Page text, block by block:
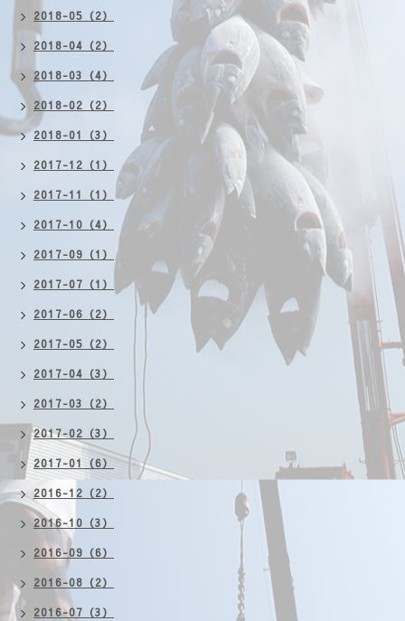
2018-05（2）
2018-04（2）
2018-03（4）
2018-02（2）
2018-01（3）
2017-12（1）
2017-11（1）
2017-10（4）
2017-09（1）
2017-07（1）
2017-06（2）
2017-05（2）
2017-04（3）
2017-03（2）
2017-02（3）
2017-01（6）
2016-12（2）
2016-10（3）
2016-09（6）
2016-08（2）
2016-07（3）